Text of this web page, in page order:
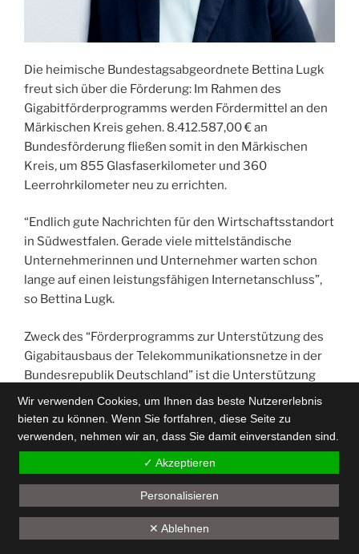
Die heimische Bundestagsabgeordnete Bettina Lugk
freut sich über die Förderung: Im Rahmen des
Gigabitförderprogramms werden Fördermittel an den
Märkischen Kreis gehen. 8.412.587,00 € an
Bundesförderung fließen somit in den Märkischen
Kreis, um 855 Glasfaserkilometer und 360
Leerrohrkilometer neu zu errichten.
“Endlich gute Nachrichten für den Wirtschaftsstandort
in Südwestfalen. Gerade viele mittelständische
Unternehmerinnen und Unternehmer warten schon
lange auf einen leistungsfähigen Internetanschluss”,
so Bettina Lugk.
Zweck des “Förderprogramms zur Unterstützung des
Gigabitausbaus der Telekommunikationsnetze in der
Bundesrepublik Deutschland” ist die Unterstützung
eines effektiven Breitbandausbaus in Deutschland zur
Erreichung eines gigabitfähigen Netzes in allen
Gebieten, die derzeit nicht über ein Netz verfügen, das
allen Endkunden zuverlässig eine Datenrate von
mindestens 100 Mbit/s im Download
(Aufgreifschwelle) zur Verfügung stellt bzw. keine
Aufrüstung innerhalb eines Jahres nach Meldung im
Markterkundungsverfahren erfolgt oder in denen in
Wir verwenden Cookies, um Ihnen das beste Nutzererlebnis
bieten zu können. Wenn Sie fortfahren, diese Seite zu
verwenden, nehmen wir an, dass Sie damit einverstanden sind.
✓ Akzeptieren
Personalisieren
✕ Ablehnen